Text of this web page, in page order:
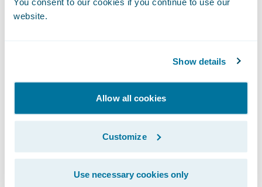
website.
Show details
Allow all cookies
Customize
Use necessary cookies only
Améliorer la pertinence et l’efficacité de ses
l’attribution automatisée des sinistres, et à
la gestion des tâches ;
Gérer plus facilement sa conformité avec la
Fournir des services d’excellence aux clients
et aux agents.